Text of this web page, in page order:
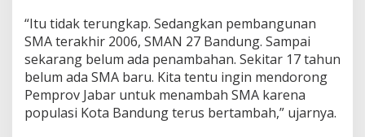
“Itu tidak terungkap. Sedangkan pembangunan
SMA terakhir 2006, SMAN 27 Bandung. Sampai
sekarang belum ada penambahan. Sekitar 17 tahun
belum ada SMA baru. Kita tentu ingin mendorong
Pemprov Jabar untuk menambah SMA karena
populasi Kota Bandung terus bertambah,” ujarnya.